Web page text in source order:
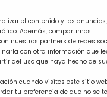
el contenido y los anuncios,
Además, compartimos
nuestros partners de redes
con otra información que
del uso que haya hecho de
cuando visites este sitio
tu preferencia de que no se